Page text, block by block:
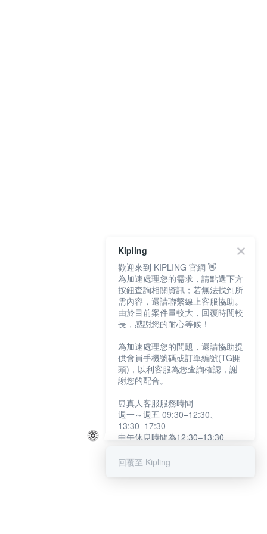
Kipling
歡迎來到 KIPLING 官網 👋
為加速處理您的需求，請點選下方
按鈕查詢相關資訊；若無法找到所
需內容，還請聯繫線上客服協助。
由於目前案件量較大，回覆時間較
長，感謝您的耐心等候！
為加速處理您的問題，還請協助提
供會員手機號碼或訂單編號(TG開
頭)，以利客服為您查詢確認，謝
謝您的配合。
⏰真人客服服務時間
週一～週五 09:30–12:30、
13:30–17:30
中午休息時間為12:30–13:30
提醒您：系統會自動已讀訊息，如
回覆至 Kipling